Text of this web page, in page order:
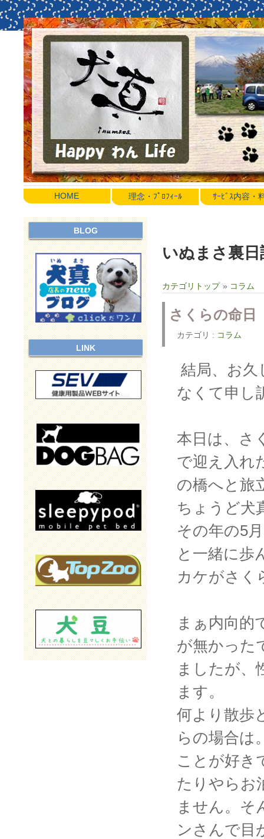
HOME 理念・ﾌﾟﾛﾌｨｰﾙ ｻｰﾋﾞｽ内容・
いぬまさ裏
カテゴリトップ » コラム
さくらの命日
カテゴリ : コラム
結局、お
なくて申し
本日は、さ
で迎え入れ
の橋へと旅
ちょうど犬
その年の5
と一緒に歩
カケがさく
まぁ内向的
が無かった
ましたが、
ます。
何より散歩
らの場合は
ことが好き
たりやらお
ません。そ
ンさんで目
BLOG
LINK